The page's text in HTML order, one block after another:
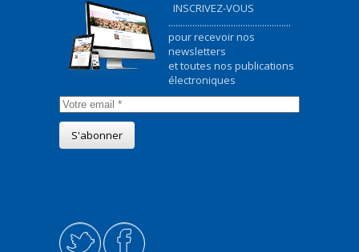
INSCRIVEZ-VOUS
...................................................
pour recevoir nos
newsletters
et toutes nos publications
électroniques